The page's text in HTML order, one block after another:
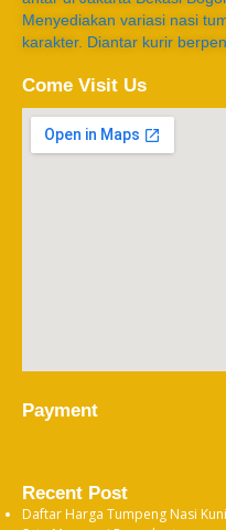
Menyediakan variasi nasi
karakter. Diantar kurir
Come Visit Us
Payment
Recent Post
Daftar Harga Tumpeng Nasi